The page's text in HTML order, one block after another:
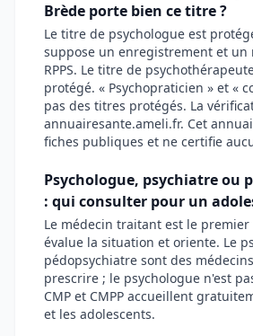
Brède porte bien ce titre ?
Le titre de psychologue est
suppose un enregistrement et un
RPPS. Le titre de
protégé. « Psychopraticien » et «
pas des titres protégés. La
annuairesante.ameli.fr. Cet
fiches publiques et ne certifie
Psychologue, psychiatre ou
: qui consulter pour un
Le médecin traitant est le
évalue la situation et oriente. Le
pédopsychiatre sont des
prescrire ; le psychologue n'est
CMP et CMPP accueillent
et les adolescents.